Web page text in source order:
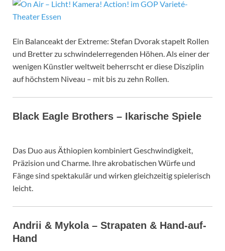
Ein Balanceakt der Extreme: Stefan Dvorak stapelt Rollen
und Bretter zu schwindelerregenden Höhen. Als einer der
wenigen Künstler weltweit beherrscht er diese Disziplin
auf höchstem Niveau – mit bis zu zehn Rollen.
Black Eagle Brothers – Ikarische Spiele
Das Duo aus Äthiopien kombiniert Geschwindigkeit,
Präzision und Charme. Ihre akrobatischen Würfe und
Fänge sind spektakulär und wirken gleichzeitig spielerisch
leicht.
Andrii & Mykola – Strapaten & Hand-auf-
Hand